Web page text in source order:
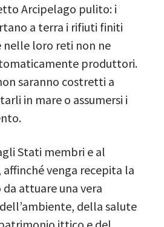
Arcipelago pulito: i
a terra i rifiuti finiti
loro reti non ne
produttori.
saranno costretti a
in mare o assumersi i
Stati membri e al
venga recepita la
attuare una vera
della salute